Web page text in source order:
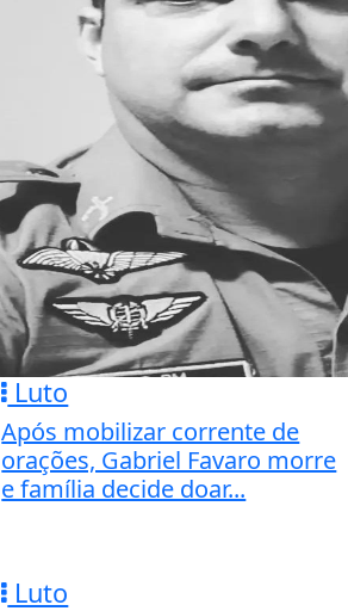
Luto
Após mobilizar corrente de
orações, Gabriel Favaro morre
e família decide doar...
Luto